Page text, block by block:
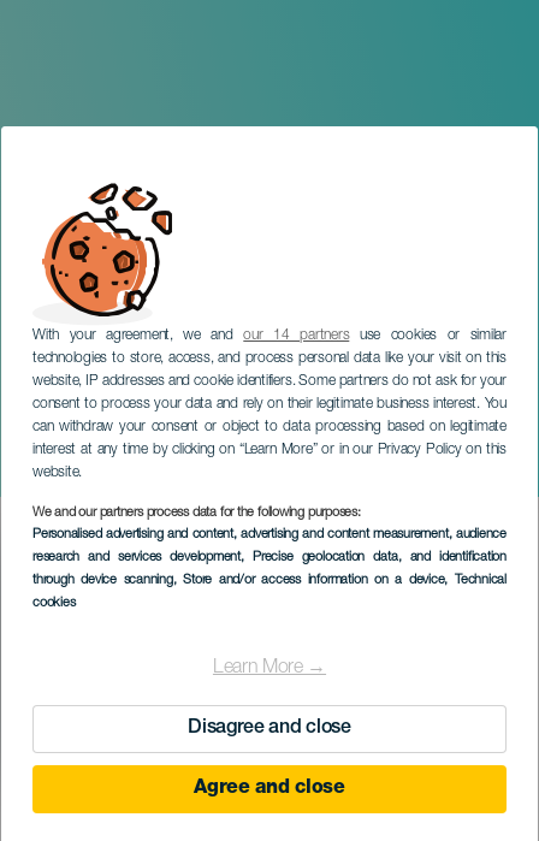
With your agreement, we andour 14 partnersuse cookies or similar
technologies to store, access, and process personal data like your visit on this
website, IP addresses and cookie identifiers. Some partners do not ask for your
consent to process your data and rely on their legitimate business interest. You
can withdraw your consent or object to data processing based on legitimate
interest at any time by clicking on “Learn More” or in our Privacy Policy on this
website.
We and our partners process data for the following purposes:
Personalised advertising and content, advertising and content measurement, audience
research and services development, Precise geolocation data, and identification
through device scanning, Store and/or access information on a device, Technical
cookies
Learn More →
Disagree and close
Agree and close
Mr. Bo
TENERIFE
Imagen
Listado